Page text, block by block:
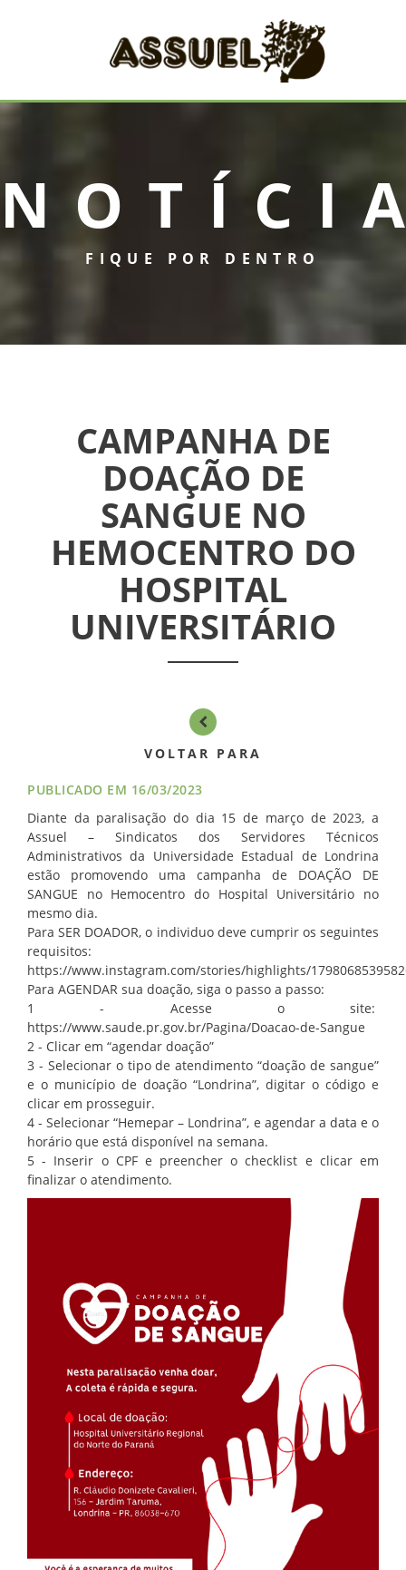
ASSUEL
INFORMATIVOS
ASSEMBLÉIAS
NOTÍCIAS
FILIAÇÃO
FIQUE POR DENTRO
CAMPANHA DE
DOAÇÃO DE
SANGUE NO
HEMOCENTRO DO
HOSPITAL
UNIVERSITÁRIO
VOLTAR PARA
PUBLICADO EM 16/03/2023
Diante da paralisação do dia 15 de março de 2023, a
Assuel – Sindicatos dos Servidores Técnicos
Administrativos da Universidade Estadual de Londrina
estão promovendo uma campanha de DOAÇÃO DE
SANGUE no Hemocentro do Hospital Universitário no
mesmo dia.
Para SER DOADOR, o individuo deve cumprir os seguintes
requisitos:
https://www.instagram.com/stories/highlights/
Para AGENDAR sua doação, siga o passo a passo:
1 - Acesse o site:
https://www.saude.pr.gov.br/Pagina/Doacao-de-Sangue
2 - Clicar em “agendar doação”
3 - Selecionar o tipo de atendimento “doação de sangue”
e o município de doação “Londrina”, digitar o código e
clicar em prosseguir.
4 - Selecionar “Hemepar – Londrina”, e agendar a data e o
horário que está disponível na semana.
5 - Inserir o CPF e preencher o checklist e clicar em
finalizar o atendimento.